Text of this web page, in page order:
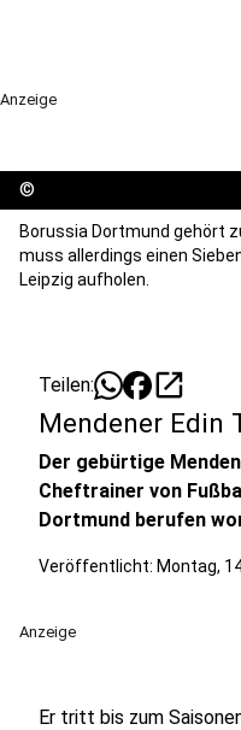
Anzeige
©
Borussia Dortmund gehört
muss allerdings einen
Leipzig aufholen.
Teilen: open_in_new
Mendener Edin
Der gebürtige
Cheftrainer von
Dortmund berufen
Veröffentlicht: Montag,
Anzeige
Er tritt bis zum